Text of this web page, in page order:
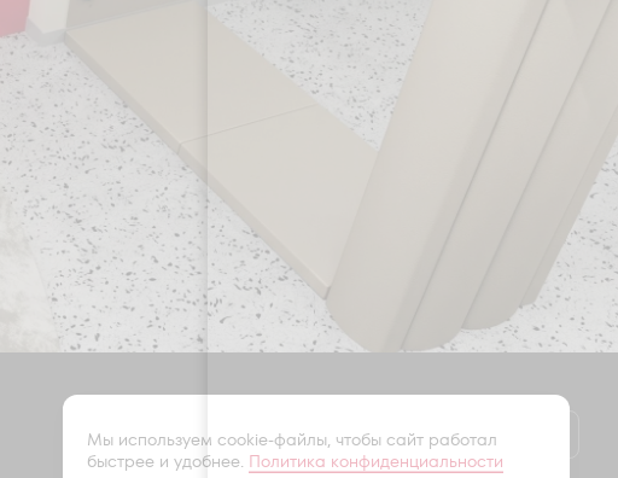
Оставить заявку
Мы используем cookie-файлы, чтобы сайт работал
быстрее и удобнее. Политика конфиденциальности